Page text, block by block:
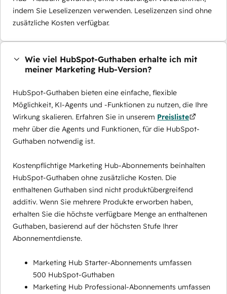
indem Sie Leselizenzen verwenden. Leselizenzen sind ohne
zusätzliche Kosten verfügbar.
Wie viel HubSpot-Guthaben erhalte ich mit
meiner Marketing Hub-Version?
HubSpot-Guthaben bieten eine einfache, flexible
Möglichkeit, KI-Agents und -Funktionen zu nutzen, die Ihre
Wirkung skalieren. Erfahren Sie in unserem Preisliste
mehr über die Agents und Funktionen, für die HubSpot-
Guthaben notwendig ist.
Kostenpflichtige Marketing Hub-Abonnements beinhalten
HubSpot-Guthaben ohne zusätzliche Kosten. Die
enthaltenen Guthaben sind nicht produktübergreifend
additiv. Wenn Sie mehrere Produkte erworben haben,
erhalten Sie die höchste verfügbare Menge an enthaltenen
Guthaben, basierend auf der höchsten Stufe Ihrer
Abonnementdienste.
Marketing Hub Starter-Abonnements umfassen
500 HubSpot-Guthaben
Marketing Hub Professional-Abonnements umfassen